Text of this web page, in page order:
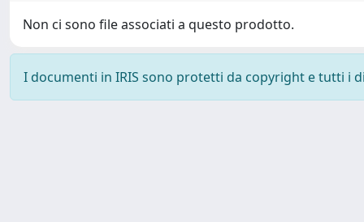
Non ci sono file associati a questo prodotto.
I documenti in IRIS sono protetti da copyright e tutti i